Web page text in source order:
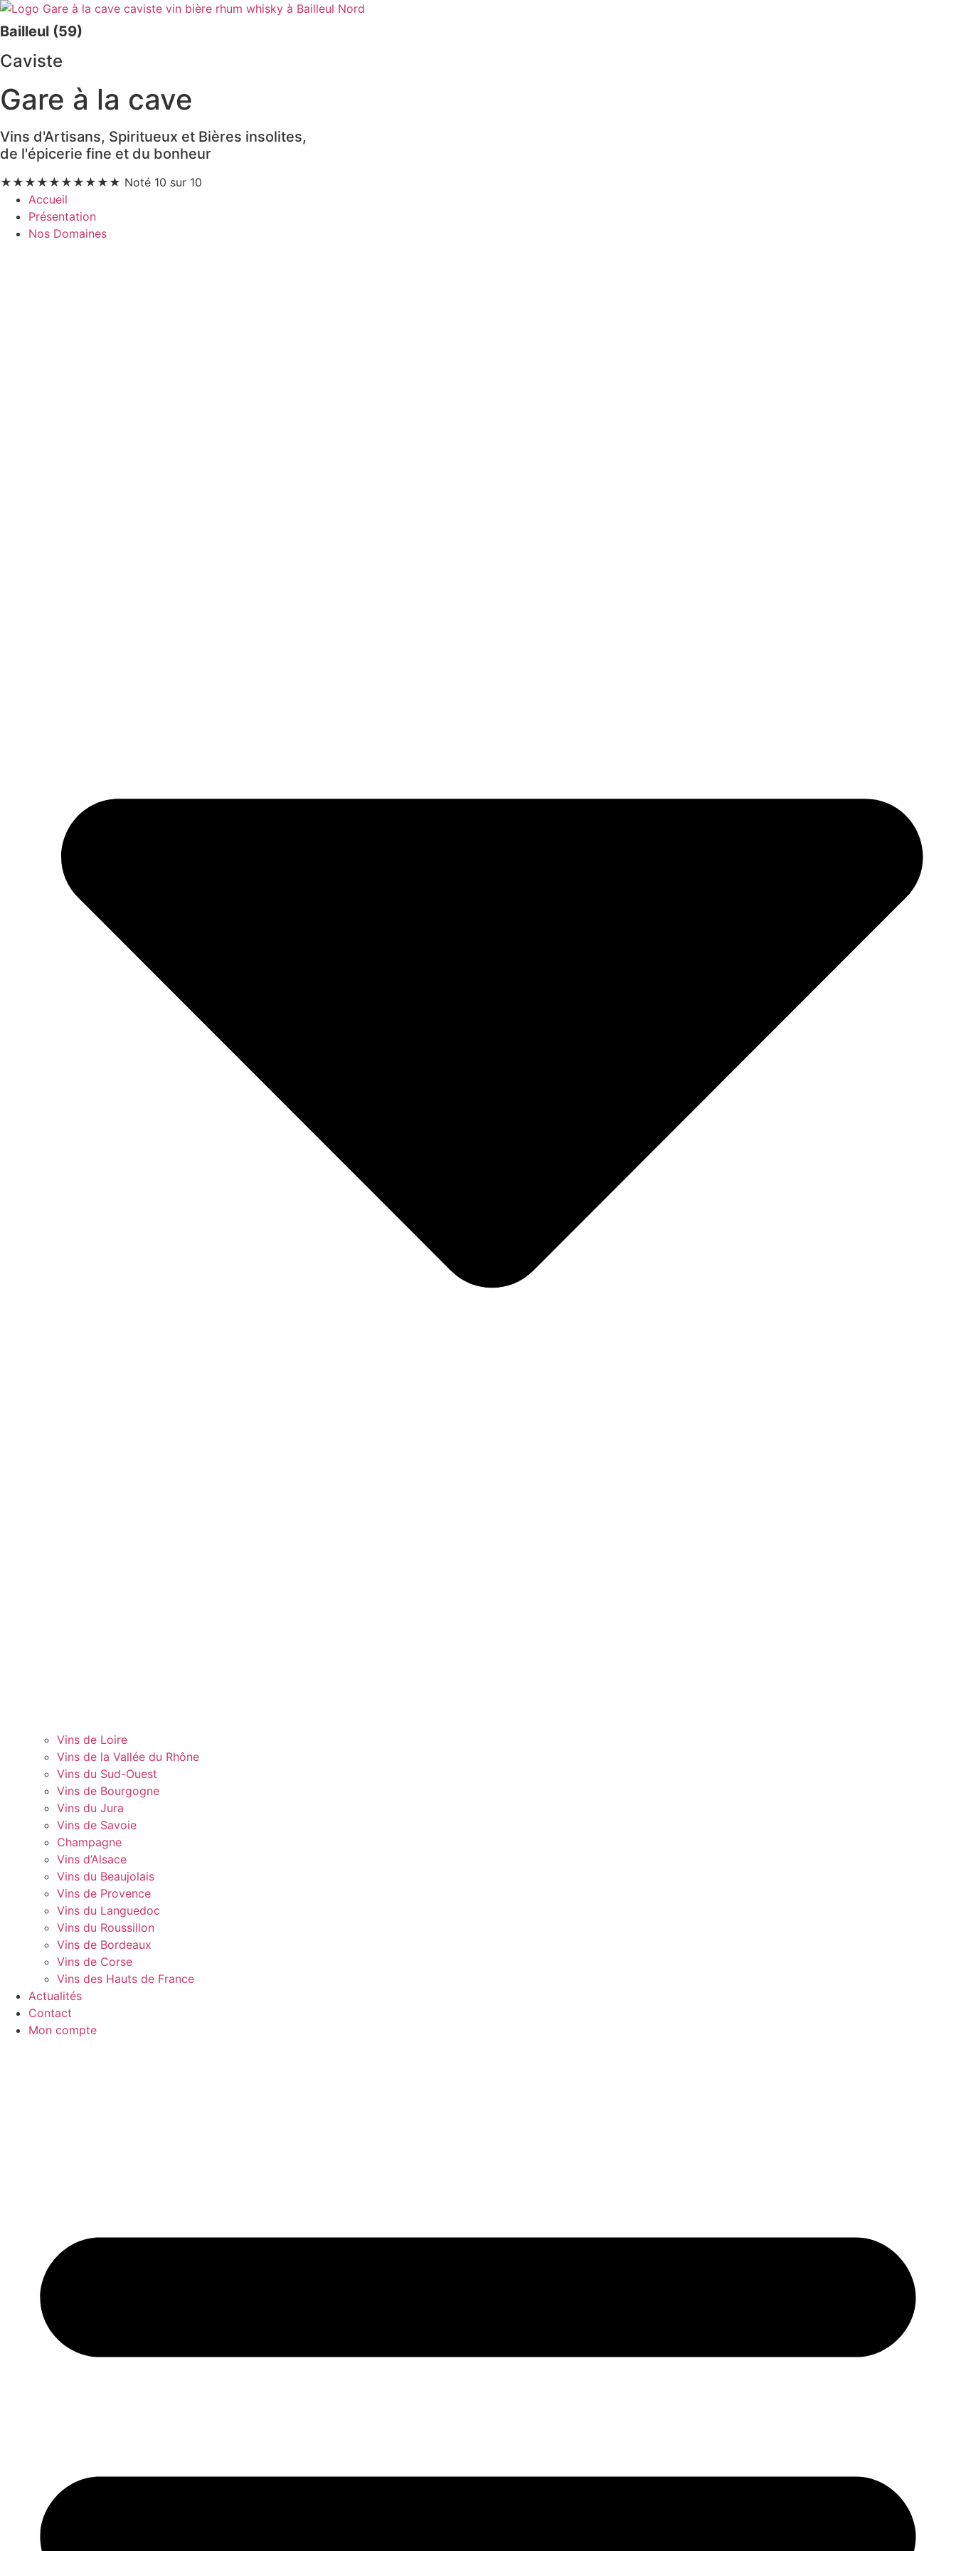
Bailleul (59)
Caviste
Gare à la cave
Vins d'Artisans, Spiritueux et Bières insolites,
de l'épicerie fine et du bonheur
★ ★ ★ ★ ★ ★ ★ ★ ★ ★ Noté 10 sur 10
Accueil
Présentation
Nos Domaines
Vins de Loire
Vins de la Vallée du Rhône
Vins du Sud-Ouest
Vins de Bourgogne
Vins du Jura
Vins de Savoie
Champagne
Vins d’Alsace
Vins du Beaujolais
Vins de Provence
Vins du Languedoc
Vins du Roussillon
Vins de Bordeaux
Vins de Corse
Vins des Hauts de France
Actualités
Contact
Mon compte